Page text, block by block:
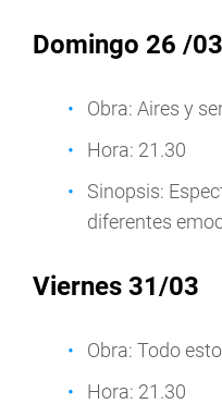
Domingo 26 /03
Obra: Aires y
Hora: 21.30
Sinopsis:
diferentes
Viernes 31/03
Obra: Todo
Hora: 21.30